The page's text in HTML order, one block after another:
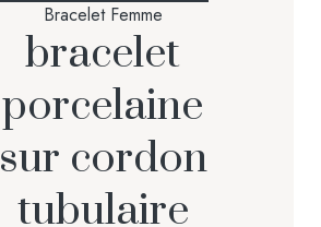
Bracelet Femme
bracelet
porcelaine
sur cordon
tubulaire